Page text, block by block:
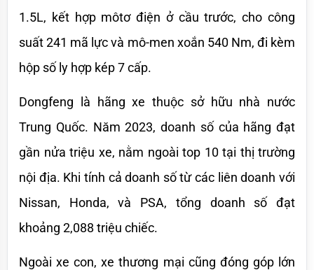
1.5L, kết hợp môtơ điện ở cầu trước, cho công
suất 241 mã lực và mô-men xoắn 540 Nm, đi kèm
hộp số ly hợp kép 7 cấp.
Dongfeng là hãng xe thuộc sở hữu nhà nước
Trung Quốc. Năm 2023, doanh số của hãng đạt
gần nửa triệu xe, nằm ngoài top 10 tại thị trường
nội địa. Khi tính cả doanh số từ các liên doanh với
Nissan, Honda, và PSA, tổng doanh số đạt
khoảng 2,088 triệu chiếc.
Ngoài xe con, xe thương mại cũng đóng góp lớn